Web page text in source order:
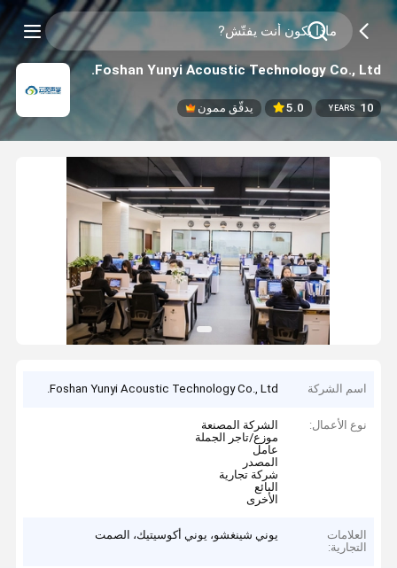
Foshan Yunyi Acoustic Technology Co., Ltd.
10
YEARS
5.0 يدقّق ممون
اسم الشركة Foshan Yunyi Acoustic Technology Co., Ltd.
نوع الأعمال:
الشركة المصنعة
موزع/تاجر الجملة
عامل
المصدر
شركة تجارية
البائع
الأخرى
العلامات
التجارية:
يوني شينغشو، يوني أكوسيتيك، الصمت